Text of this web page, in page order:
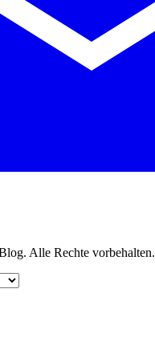
Alle Rechte vorbehalten.